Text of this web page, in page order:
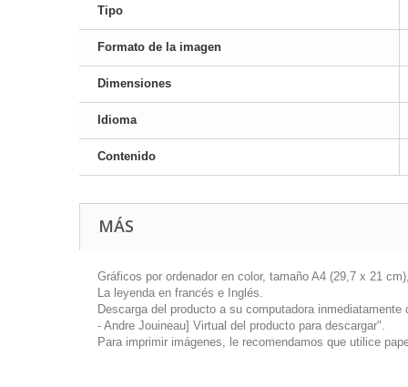
Tipo
Formato de la imagen
Dimensiones
Idioma
Contenido
MÁS
Gráficos por ordenador en color, tamaño A4 (29,7 x 21
La leyenda en francés e Inglés.
Descarga del producto a su computadora
- Andre Jouineau] Virtual del producto para descargar".
Para imprimir imágenes, le recomendamos que utilice